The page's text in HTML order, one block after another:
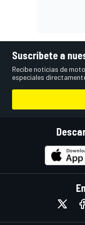
Suscríbete a
Recibe noticias de
especiales